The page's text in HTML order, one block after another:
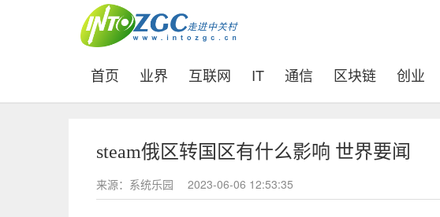
首页 (current)
业界 互联网 IT 通信 区块链 创业
steam俄区转国区有什么影响 世界要闻
来源：系统乐园 2023-06-06 12:53:35